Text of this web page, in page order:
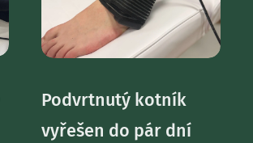
Podvrtnutý kotník
vyřešen do pár dní